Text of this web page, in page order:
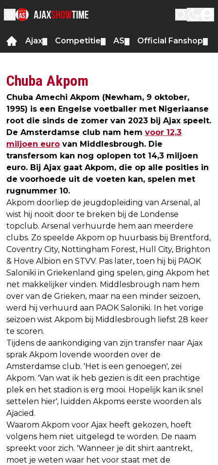
Ajax Competitie AS Official Fanshop
Chuba Akpom
Chuba Amechi Akpom (Newham, 9 oktober,
1995) is een Engelse voetballer met Nigeriaanse
root die sinds de zomer van 2023 bij Ajax speelt.
De Amsterdamse club nam hem voor 12,3
miljoen euro van Middlesbrough. Die
transfersom kan nog oplopen tot 14,3 miljoen
euro. Bij Ajax gaat Akpom, die op alle posities in
de voorhoede uit de voeten kan, spelen met
rugnummer 10.
Akpom doorliep de jeugdopleiding van Arsenal, al
wist hij nooit door te breken bij de Londense
topclub. Arsenal verhuurde hem aan meerdere
clubs. Zo speelde Akpom op huurbasis bij Brentford,
Coventry City, Nottingham Forest, Hull City, Brighton
& Hove Albion en STVV. Pas later, toen hij bij PAOK
Saloniki in Griekenland ging spelen, ging Akpom het
net makkelijker vinden. Middlesbrough nam hem
over van de Grieken, maar na een minder seizoen,
werd hij verhuurd aan PAOK Saloniki. In het vorige
seizoen wist Akpom bij Middlesbrough liefst 28 keer
te scoren.
Tijdens de aankondiging van zijn transfer naar Ajax
sprak Akpom lovende woorden over de
Amsterdamse club. 'Het is een genoegen', zei
Akpom. 'Van wat ik heb gezien is dit een prachtige
plek en het stadion is erg mooi. Hopelijk kan ik snel
settelen hier', luidden Akpoms eerste woorden als
Ajacied.
Waarom Akpom voor Ajax heeft gekozen, hoeft
volgens hem niet uitgelegd te worden. De naam
spreekt voor zich. 'Wanneer je dit shirt aantrekt,
moet je weten waar het voor staat met de